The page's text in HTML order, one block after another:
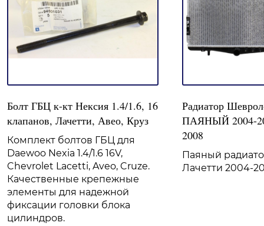
Болт ГБЦ к-кт Нексия 1.4/1.6, 16
клапанов, Лачетти, Авео, Круз
Комплект болтов ГБЦ для
Daewoo Nexia 1.4/1.6 16V,
Chevrolet Lacetti, Aveo, Cruze.
Качественные крепежные
элементы для надежной
фиксации головки блока
цилиндров.
Радиатор
ПАЯНЫЙ 2004-
2008
Паяный
Лачетти 2004-